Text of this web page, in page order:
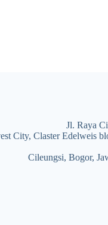
Jl. Raya
City, Claster Edelweis
Cileungsi, Bogor,